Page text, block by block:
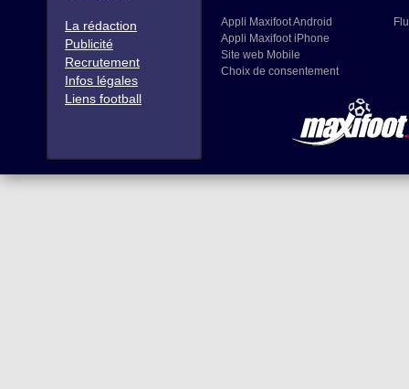
La rédaction
Publicité
Recrutement
Infos légales
Liens football
Appli Maxifoot Android
Appli Maxifoot iPhone
Site web Mobile
Choix de consentement